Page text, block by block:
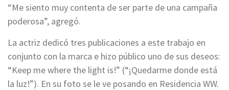
“Me siento muy contenta de ser parte de una campaña
poderosa”, agregó.
La actriz dedicó tres publicaciones a este trabajo en
conjunto con la marca e hizo público uno de sus deseos:
“Keep me where the light is!” (“¡Quedarme donde está
la luz!”). En su foto se le ve posando en Residencia WW.